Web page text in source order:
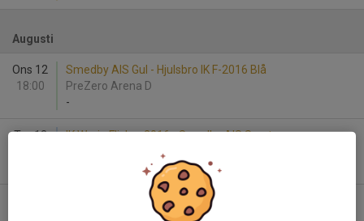
Augusti
Ons 12
18:00
Smedby AIS Gul - Hjulsbro IK F-2016 Blå
PreZero Arena D
-
Tor 13
IK Waria Flickor 2016 - Smedby AIS Svart
Smedby AIS Svart - Lindö FF F2016/17